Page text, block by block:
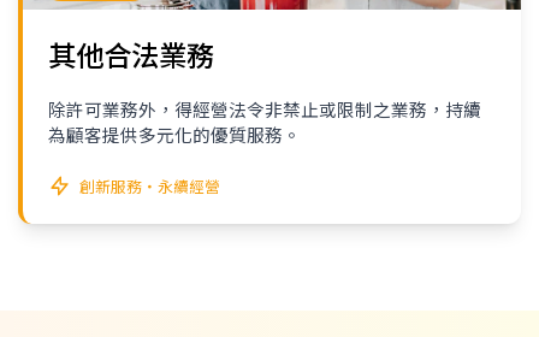
其他合法業務
除許可業務外，得經營法令非禁止或限制之業務，持續
為顧客提供多元化的優質服務。
創新服務・永續經營